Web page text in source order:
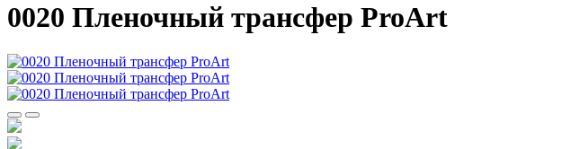
0020 Пленочный трансфер ProArt